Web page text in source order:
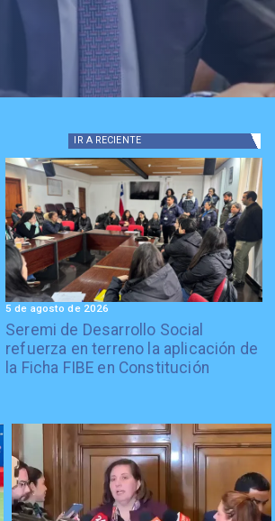
IR A RECIENTE
Seremi de Desarrollo Social
refuerza en terreno la aplicación de
la Ficha FIBE en Constitución
5 de agosto de 2026